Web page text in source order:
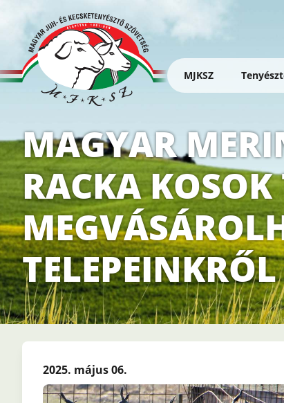
tartalomra
Juh-
és
Kecsketenyésztő
Szövetség
MJKSZ
MAGYAR
RACKA
TELEPEINKRŐL
2025. május 06.